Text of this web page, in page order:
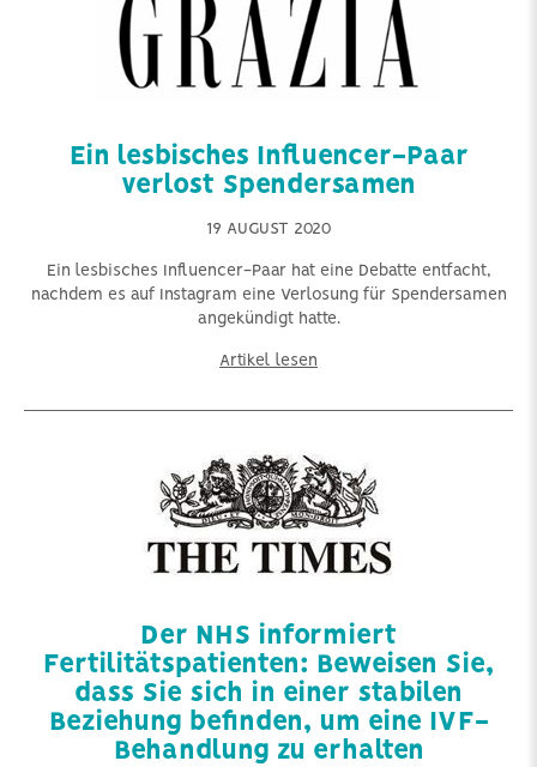
Ein lesbisches Influencer-Paar
verlost Spendersamen
19 AUGUST 2020
Ein lesbisches Influencer-Paar hat eine Debatte entfacht,
nachdem es auf Instagram eine Verlosung für Spendersamen
angekündigt hatte.
Artikel lesen
Der NHS informiert
Fertilitätspatienten: Beweisen Sie,
dass Sie sich in einer stabilen
Beziehung befinden, um eine IVF-
Behandlung zu erhalten